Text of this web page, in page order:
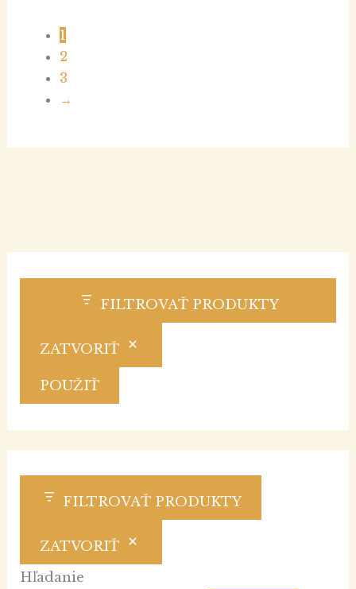
FILTROVAŤ PRODUKTY
ZATVORIŤ
POUŽIŤ
FILTROVAŤ PRODUKTY
ZATVORIŤ
Hľadanie
1
2
3
→